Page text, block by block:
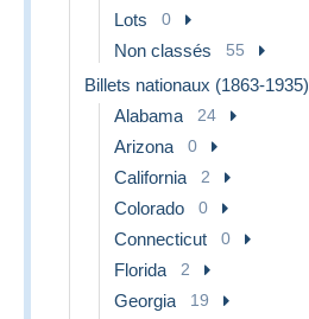
Lots 0
Non classés 55
Billets nationaux (1863-1935)
Alabama 24
Arizona 0
California 2
Colorado 0
Connecticut 0
Florida 2
Georgia 19